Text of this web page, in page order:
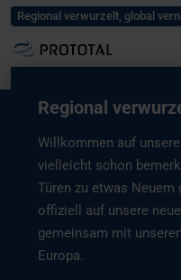
Regional verwurzelt, global
Regional
Willkommen auf
vielleicht schon
Türen zu etwas
offiziell auf unsere
gemeinsam mit
Europa.
Home/Leistungen/
– MJF
MJF-3D-
Innovation